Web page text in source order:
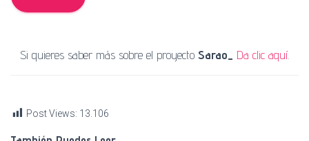
Si quieres saber más sobre el proyecto Sarao_ Da clic aquí
Post Views: 13.106